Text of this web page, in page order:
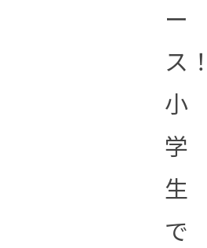
ー
ス！
小
学
生
で